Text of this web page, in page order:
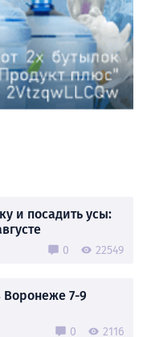
и посадить усы:
0 22549
7-9
0 2116